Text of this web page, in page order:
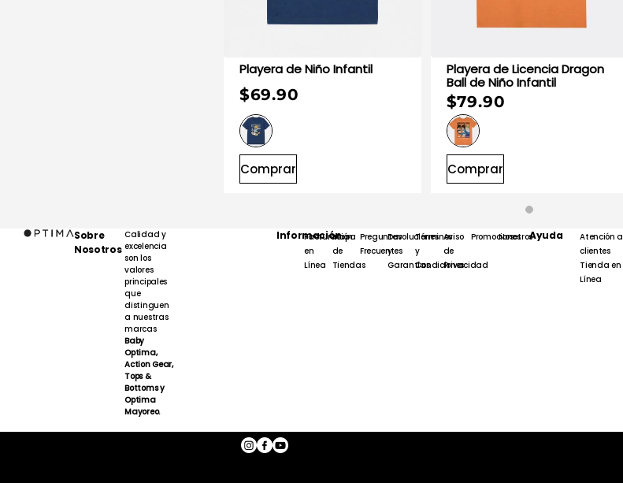
Playera de Niño Infantil
$69.90
Comprar
Playera de Licencia Dragon
Ball de Niño Infantil
$79.90
Comprar
Sobre
Nosotros
Calidad y
excelencia
son los
valores
principales
que
distinguen
a nuestras
marcas
Baby
Optima,
Action Gear,
Tops &
Bottoms y
Optima
Mayoreo.
Información
Facturación
en
Línea
Mapa
de
Tiendas
Preguntas
Frecuentes
Devoluciones
y
Garantías
Términos
y
Condiciones
Aviso
de
Privacidad
Promociones
NosotrosAyuda
Atención a
clientes
Tienda en
Línea